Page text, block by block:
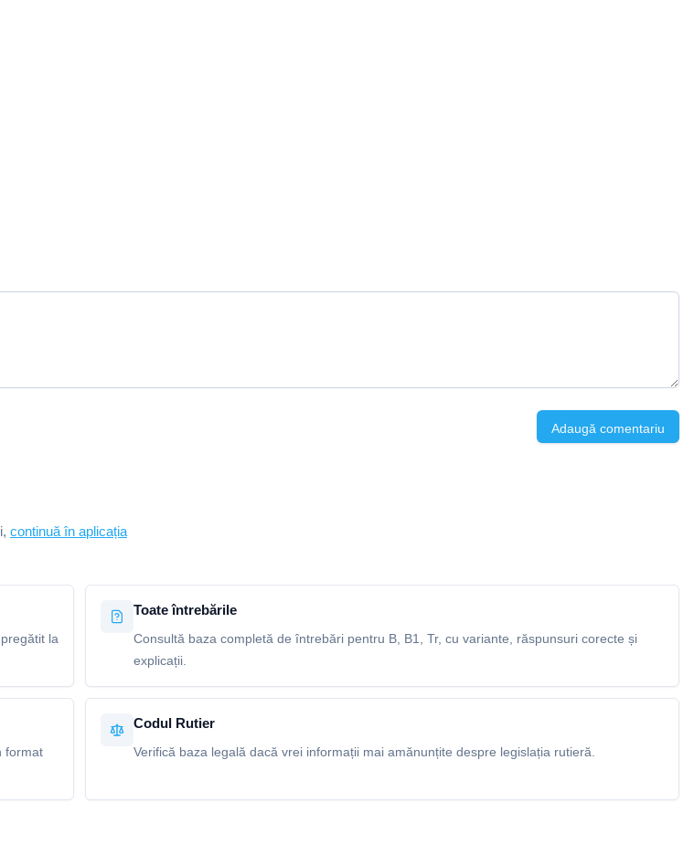
Adaugă comentariu
continuă în aplicația
la
Toate întrebările
Consultă baza completă de întrebări pentru B, B1, Tr, cu variante, răspunsuri corecte și
explicații.
format
Codul Rutier
Verifică baza legală dacă vrei informații mai amănunțite despre legislația rutieră.